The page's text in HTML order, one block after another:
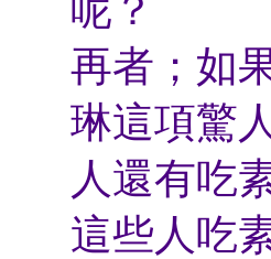
呢？
再者；如
琳這項驚
人還有吃
這些人吃